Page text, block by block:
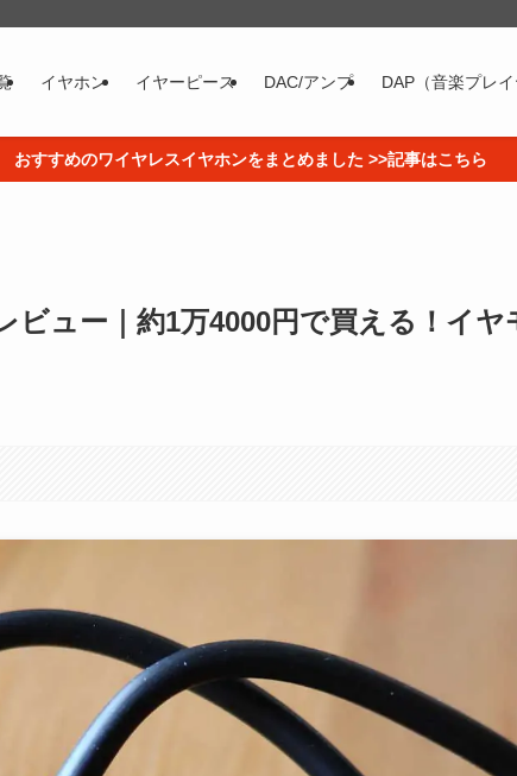
イヤホン イヤーピース DAC/アンプ DAP（音楽プレ
おすすめのワイヤレスイヤホンをまとめました >>記事はこちら
ビュー｜約1万4000円で買える！イヤ